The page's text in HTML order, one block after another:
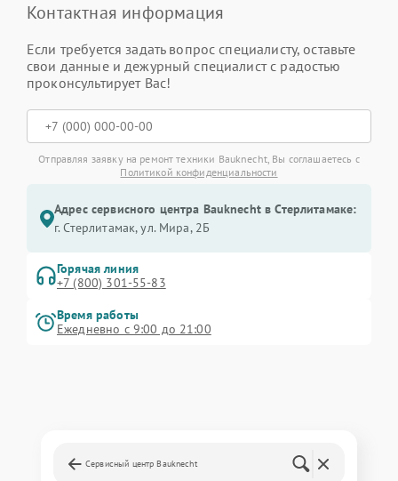
Контактная информация
Если требуется задать вопрос специалисту, оставьте
свои данные и дежурный специалист с радостью
проконсультирует Вас!
Отправляя заявку на ремонт техники Bauknecht, Вы соглашаетесь с
Политикой конфиденциальности
Адрес сервисного центра Bauknecht в Стерлитамаке:
г. Стерлитамак, ул. Мира, 2Б
Горячая линия
+7 (800) 301-55-83
Время работы
Ежедневно с 9:00 до 21:00
Сервисный центр Bauknecht